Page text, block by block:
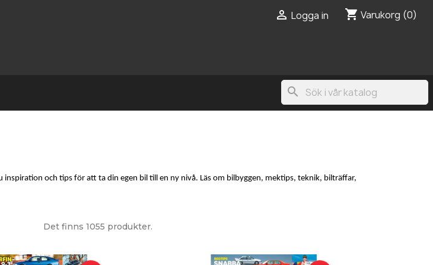
 Logga in shopping_cart Varukorg (0)
search
och tips för att ta din egen bil till en ny nivå. Läs om bilbyggen, mektips, teknik, bilträffar,
Det finns 1055 produkter.